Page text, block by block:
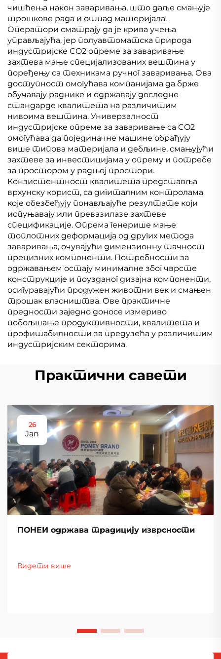
чишћења након заваривања, што даље смањује
трошкове рада и отпад материјала.
Оператори сматрају да је крива учења
управљајућа, јер полуавтоматска природа
индустријске CO2 опреме за заваривање
захтева мање специјализованих вештина у
поређењу са техникама ручног заваривања. Ова
доступност омогућава компанијама да брже
обучавају раднике и одржавају доследне
стандарде квалитета на различитим
нивоима вештина. Универзалност
индустријске опреме за заваривање са CO2
омогућава да појединачне машине обрађују
више типова материјала и дебљине, смањујући
захтеве за инвестицијама у опрему и потребе
за простором у радњој простори.
Конзистентност квалитета представља
врхунску корист, са дигиталним контролама
које обезбеђују понављајуће резултате који
испуњавају или превазилазе захтеве
спецификације. Опрема генерише мање
топлотних деформација од других метода
заваривања, очувајући димензионну тачност
прецизних компоненти. Потребности за
одржавањем остају минималне због чврсте
конструкције и поузданог дизајна компоненти,
осигуравајући продужен животни век и смањен
трошак власништва. Ове практичне
предности заједно доносе измериво
побољшање продуктивности, квалитета и
профитабилности за предузећа у различитим
индустријским секторима.
Практични савети
26
Jan
ПОНЕИ одржава традицију изврсности
Видети више